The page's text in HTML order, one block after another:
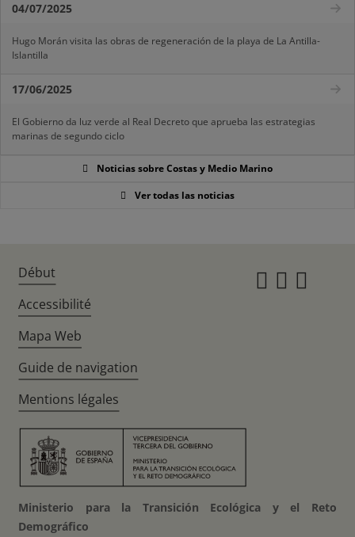
04/07/2025
Hugo Morán visita las obras de regeneración de la playa de La Antilla-
Islantilla
17/06/2025
El Gobierno da luz verde al Real Decreto que aprueba las estrategias
marinas de segundo ciclo
Noticias sobre Costas y Medio Marino
Ver todas las noticias
Début
Accessibilité
Mapa Web
Guide de navigation
Mentions légales
Ministerio para la Transición Ecológica y el Reto
Demográfico